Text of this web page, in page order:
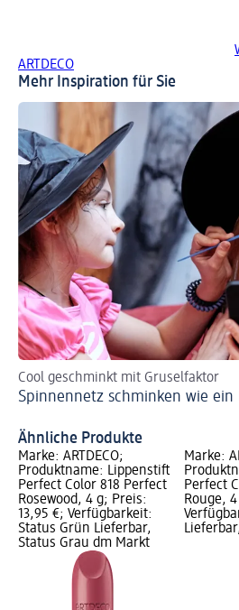
ARTDECO
Mehr Inspiration für Sie
Cool geschminkt mit Gruselfaktor
Spinnennetz schminken wie ein
Ähnliche Produkte
Marke: ARTDECO;
Produktname: Lippenstift
Perfect Color 818 Perfect
Rosewood, 4 g; Preis:
13,95 €; Verfügbarkeit:
Status Grün Lieferbar,
Status Grau dm Markt
Marke:
Perfect
Rouge,